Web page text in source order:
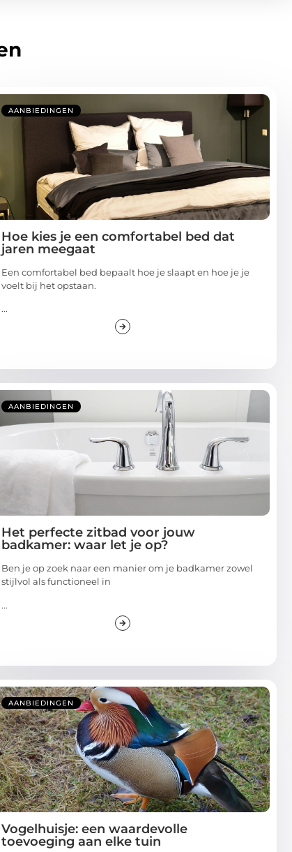
AANBIEDINGEN
Hoe kies je een comfortabel bed dat
jaren meegaat
Een comfortabel bed bepaalt hoe je slaapt en hoe je je
voelt bij het opstaan.
...
AANBIEDINGEN
Het perfecte zitbad voor jouw
badkamer: waar let je op?
Ben je op zoek naar een manier om je badkamer zowel
stijlvol als functioneel in
...
AANBIEDINGEN
Vogelhuisje: een waardevolle
toevoeging aan elke tuin